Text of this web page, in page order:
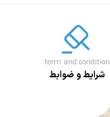
term and condition
شرایط و ضوابط